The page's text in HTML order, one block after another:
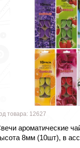
товара: 12627
ароматические
8мм (10шт), в